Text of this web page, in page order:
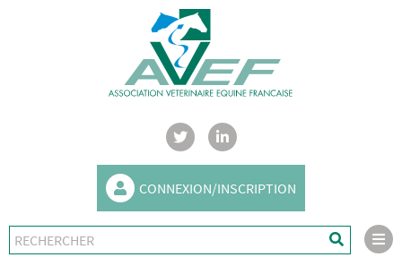
CONNEXION/INSCRIPTION